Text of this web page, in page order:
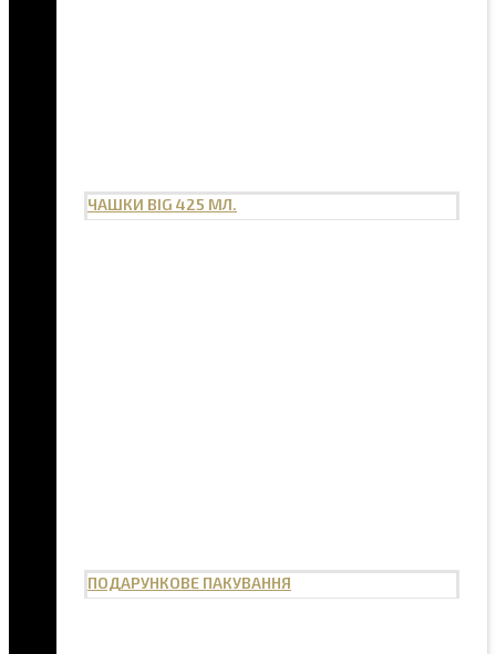
ЧАШКИ BIG 425 МЛ.
ПОДАРУНКОВЕ ПАКУВАННЯ